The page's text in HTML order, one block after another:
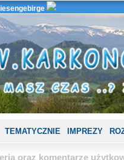
TEMATYCZNIE IMPREZY
oraz komentarze